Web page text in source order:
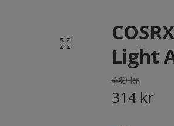
Light
449 kr
314 kr